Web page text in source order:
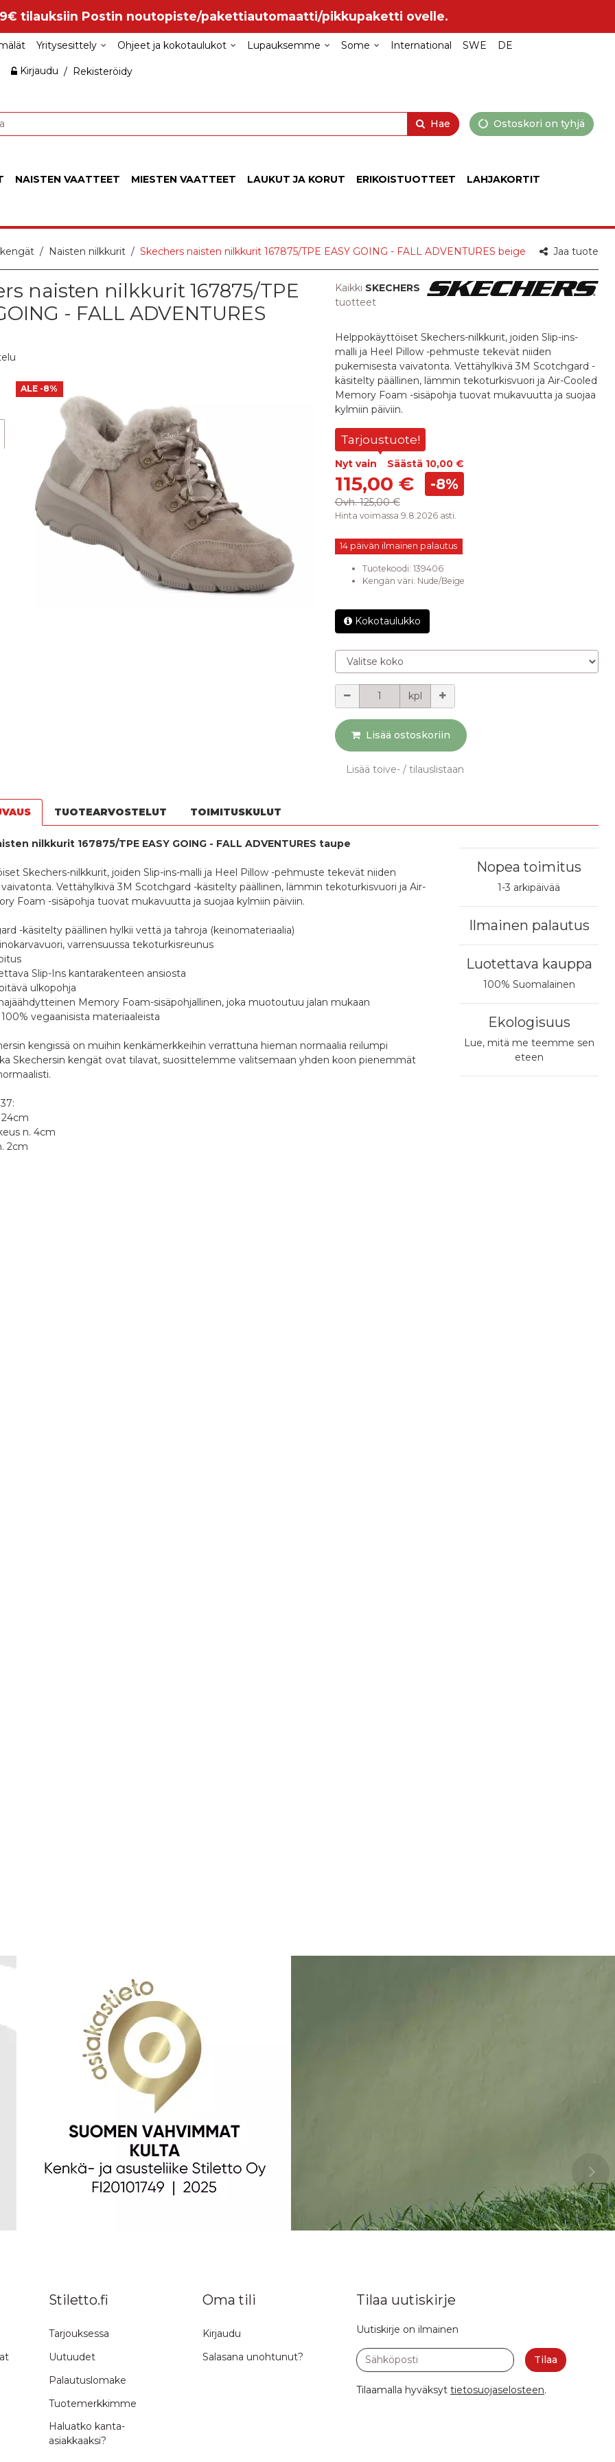
tilauksiin Postin noutopiste/pakettiautomaatti/pikkupaketti ovelle.
Yritysesittely Ohjeet ja kokotaulukot Lupauksemme Some International SWE DE
Kirjaudu / Rekisteröidy
Hae Ostoskori on tyhjä
NAISTEN VAATTEET MIESTEN VAATTEET LAUKUT JA KORUT ERIKOISTUOTTEET LAHJAKORTIT
Jaa tuote
Naisten nilkkurit Skechers naisten nilkkurit 167875/TPE EASY GOING - FALL ADVENTURES beige
naisten nilkkurit 167875/TPE
- FALL ADVENTURES
ALE -8%
Kaikki SKECHERS
tuotteet
Helppokäyttöiset Skechers-nilkkurit, joiden Slip-ins-
malli ja Heel Pillow -pehmuste tekevät niiden
pukemisesta vaivatonta. Vettähylkivä 3M Scotchgard -
käsitelty päällinen, lämmin tekoturkisvuori ja Air-Cooled
Memory Foam -sisäpohja tuovat mukavuutta ja suojaa
kylmiin päiviin.
Tarjoustuote!
Nyt vain Säästä 10,00 €
115,00 €
Ovh. 125,00 €
-8%
Hinta voimassa 9.8.2026 asti.
14 päivän ilmainen palautus
Tuotekoodi: 139406
Kengän väri: Nude/Beige
Kokotaulukko
Valitse koko
Määrä
kpl
Lisää ostoskoriin
Lisää toive- / tilauslistaan
TUOTEARVOSTELUT TOIMITUSKULUT
nilkkurit 167875/TPE EASY GOING - FALL ADVENTURES taupe
Skechers-nilkkurit, joiden Slip-ins-malli ja Heel Pillow -pehmuste tekevät niiden
Vettähylkivä 3M Scotchgard -käsitelty päällinen, lämmin tekoturkisvuori ja Air-
Foam -sisäpohja tuovat mukavuutta ja suojaa kylmiin päiviin.
-käsitelty päällinen hylkii vettä ja tahroja (keinomateriaalia)
varrensuussa tekoturkisreunus
Slip-Ins kantarakenteen ansiosta
ulkopohja
Memory Foam-sisäpohjallinen, joka muotoutuu jalan mukaan
vegaanisista materiaaleista
kengissä on muihin kenkämerkkeihin verrattuna hieman normaalia reilumpi
Skechersin kengät ovat tilavat, suosittelemme valitsemaan yhden koon pienemmät
n. 4cm
2cm
Nopea toimitus
1-3 arkipäivää
Ilmainen palautus
Luotettava kauppa
100% Suomalainen
Ekologisuus
Lue, mitä me teemme sen
eteen
Stiletto.fi
Tarjouksessa
Uutuudet
Palautuslomake
Tuotemerkkimme
Haluatko kanta-
asiakkaaksi?
Oma tili
Kirjaudu
Salasana unohtunut?
Tilaa uutiskirje
Uutiskirje on ilmainen
Sähköposti
Tilaa
Tilaamalla hyväksyt tietosuojaselosteen.